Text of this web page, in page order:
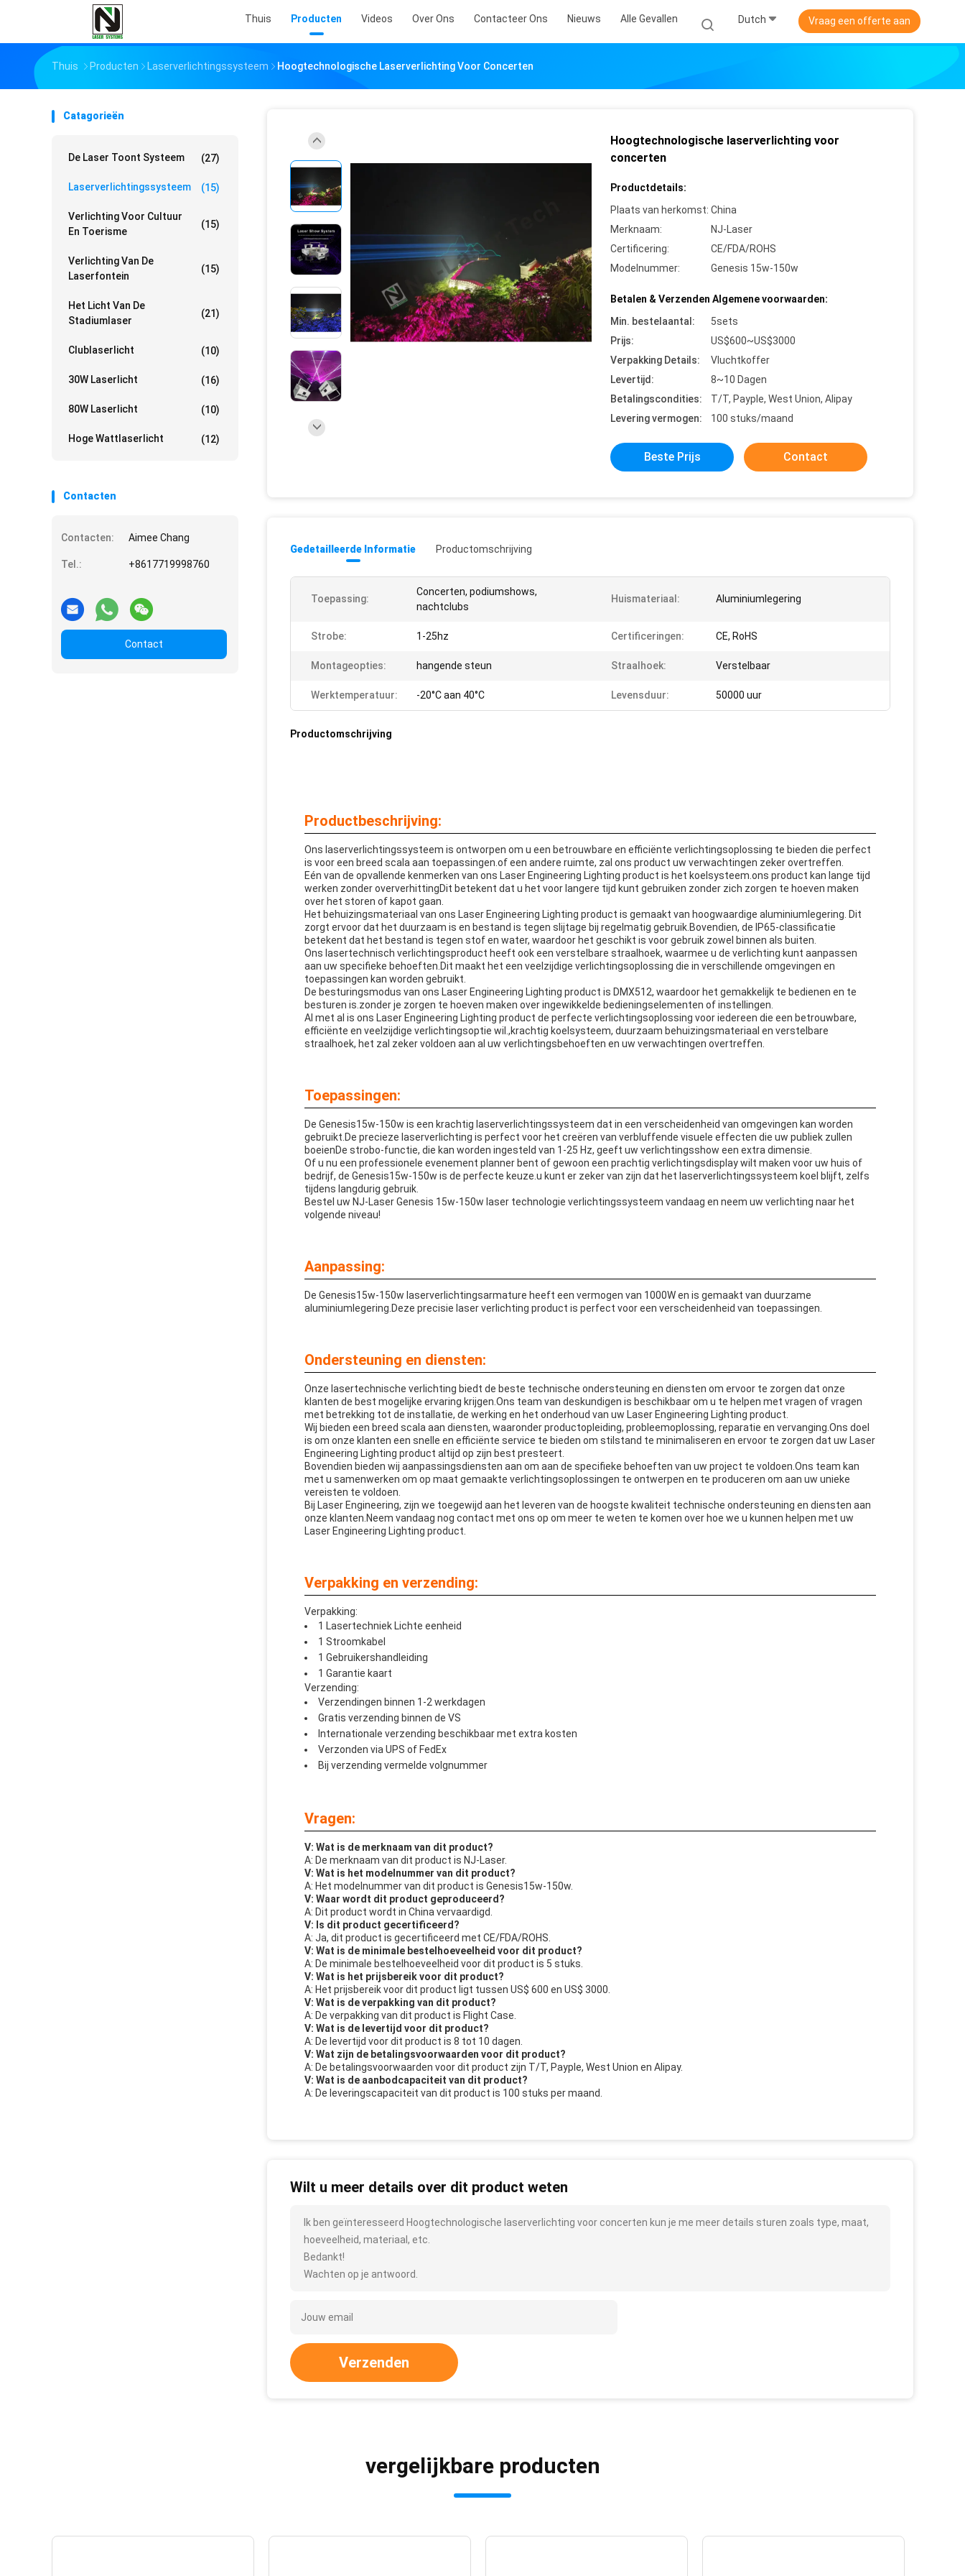
Thuis Producten Videos Over Ons Contacteer Ons Nieuws Alle Gevallen Dutch Vraag een offerte aan
Thuis Producten Laserverlichtingssysteem Hoogtechnologische Laserverlichting Voor Concerten
Catagorieën
De Laser Toont Systeem (27)
Laserverlichtingssysteem (15)
Verlichting Voor Cultuur
En Toerisme
(15)
Verlichting Van De
Laserfontein
(15)
Het Licht Van De
Stadiumlaser
(21)
Clublaserlicht (10)
30W Laserlicht (16)
80W Laserlicht (10)
Hoge Wattlaserlicht (12)
Contacten
Contacten: Aimee Chang
Tel.: +8617719998760
Contact
Hoogtechnologische laserverlichting voor
concerten
Productdetails:
Plaats van herkomst: China
Merknaam:
NJ-Laser
Certificering:
CE/FDA/ROHS
Modelnummer:
Genesis 15w-150w
Betalen & Verzenden Algemene voorwaarden:
Min. bestelaantal:
5sets
Prijs:
US$600~US$3000
Verpakking Details:
Vluchtkoffer
Levertijd:
8~10 Dagen
Betalingscondities:
T/T, Payple, West Union, Alipay
Levering vermogen:
100 stuks/maand
Beste Prijs Contact
Gedetailleerde Informatie Productomschrijving
Toepassing:
Concerten, podiumshows,
nachtclubs
Huismateriaal: Aluminiumlegering
Strobe: 1-25hz Certificeringen: CE, RoHS
Montageopties: hangende steun Straalhoek: Verstelbaar
Werktemperatuur: -20°C aan 40°C Levensduur: 50000 uur
Productomschrijving
Productbeschrijving:
Ons laserverlichtingssysteem is ontworpen om u een betrouwbare en efficiënte verlichtingsoplossing te bieden die perfect
is voor een breed scala aan toepassingen.of een andere ruimte, zal ons product uw verwachtingen zeker overtreffen.
Eén van de opvallende kenmerken van ons Laser Engineering Lighting product is het koelsysteem.ons product kan lange tijd
werken zonder oververhittingDit betekent dat u het voor langere tijd kunt gebruiken zonder zich zorgen te hoeven maken
over het storen of kapot gaan.
Het behuizingsmateriaal van ons Laser Engineering Lighting product is gemaakt van hoogwaardige aluminiumlegering. Dit
zorgt ervoor dat het duurzaam is en bestand is tegen slijtage bij regelmatig gebruik.Bovendien, de IP65-classificatie
betekent dat het bestand is tegen stof en water, waardoor het geschikt is voor gebruik zowel binnen als buiten.
Ons lasertechnisch verlichtingsproduct heeft ook een verstelbare straalhoek, waarmee u de verlichting kunt aanpassen
aan uw specifieke behoeften.Dit maakt het een veelzijdige verlichtingsoplossing die in verschillende omgevingen en
toepassingen kan worden gebruikt.
De besturingsmodus van ons Laser Engineering Lighting product is DMX512, waardoor het gemakkelijk te bedienen en te
besturen is.zonder je zorgen te hoeven maken over ingewikkelde bedieningselementen of instellingen.
Al met al is ons Laser Engineering Lighting product de perfecte verlichtingsoplossing voor iedereen die een betrouwbare,
efficiënte en veelzijdige verlichtingsoptie wil.,krachtig koelsysteem, duurzaam behuizingsmateriaal en verstelbare
straalhoek, het zal zeker voldoen aan al uw verlichtingsbehoeften en uw verwachtingen overtreffen.
Toepassingen:
De Genesis15w-150w is een krachtig laserverlichtingssysteem dat in een verscheidenheid van omgevingen kan worden
gebruikt.De precieze laserverlichting is perfect voor het creëren van verbluffende visuele effecten die uw publiek zullen
boeienDe strobo-functie, die kan worden ingesteld van 1-25 Hz, geeft uw verlichtingsshow een extra dimensie.
Of u nu een professionele evenement planner bent of gewoon een prachtig verlichtingsdisplay wilt maken voor uw huis of
bedrijf, de Genesis15w-150w is de perfecte keuze.u kunt er zeker van zijn dat het laserverlichtingssysteem koel blijft, zelfs
tijdens langdurig gebruik.
Bestel uw NJ-Laser Genesis 15w-150w laser technologie verlichtingssysteem vandaag en neem uw verlichting naar het
volgende niveau!
Aanpassing:
De Genesis15w-150w laserverlichtingsarmature heeft een vermogen van 1000W en is gemaakt van duurzame
aluminiumlegering.Deze precisie laser verlichting product is perfect voor een verscheidenheid van toepassingen.
Ondersteuning en diensten:
Onze lasertechnische verlichting biedt de beste technische ondersteuning en diensten om ervoor te zorgen dat onze
klanten de best mogelijke ervaring krijgen.Ons team van deskundigen is beschikbaar om u te helpen met vragen of vragen
met betrekking tot de installatie, de werking en het onderhoud van uw Laser Engineering Lighting product.
Wij bieden een breed scala aan diensten, waaronder productopleiding, probleemoplossing, reparatie en vervanging.Ons doel
is om onze klanten een snelle en efficiënte service te bieden om stilstand te minimaliseren en ervoor te zorgen dat uw Laser
Engineering Lighting product altijd op zijn best presteert.
Bovendien bieden wij aanpassingsdiensten aan om aan de specifieke behoeften van uw project te voldoen.Ons team kan
met u samenwerken om op maat gemaakte verlichtingsoplossingen te ontwerpen en te produceren om aan uw unieke
vereisten te voldoen.
Bij Laser Engineering, zijn we toegewijd aan het leveren van de hoogste kwaliteit technische ondersteuning en diensten aan
onze klanten.Neem vandaag nog contact met ons op om meer te weten te komen over hoe we u kunnen helpen met uw
Laser Engineering Lighting product.
Verpakking en verzending:
Verpakking:
1 Lasertechniek Lichte eenheid
1 Stroomkabel
1 Gebruikershandleiding
1 Garantie kaart
Verzending:
Verzendingen binnen 1-2 werkdagen
Gratis verzending binnen de VS
Internationale verzending beschikbaar met extra kosten
Verzonden via UPS of FedEx
Bij verzending vermelde volgnummer
Vragen:
V: Wat is de merknaam van dit product?
A: De merknaam van dit product is NJ-Laser.
V: Wat is het modelnummer van dit product?
A: Het modelnummer van dit product is Genesis15w-150w.
V: Waar wordt dit product geproduceerd?
A: Dit product wordt in China vervaardigd.
V: Is dit product gecertificeerd?
A: Ja, dit product is gecertificeerd met CE/FDA/ROHS.
V: Wat is de minimale bestelhoeveelheid voor dit product?
A: De minimale bestelhoeveelheid voor dit product is 5 stuks.
V: Wat is het prijsbereik voor dit product?
A: Het prijsbereik voor dit product ligt tussen US$ 600 en US$ 3000.
V: Wat is de verpakking van dit product?
A: De verpakking van dit product is Flight Case.
V: Wat is de levertijd voor dit product?
A: De levertijd voor dit product is 8 tot 10 dagen.
V: Wat zijn de betalingsvoorwaarden voor dit product?
A: De betalingsvoorwaarden voor dit product zijn T/T, Payple, West Union en Alipay.
V: Wat is de aanbodcapaciteit van dit product?
A: De leveringscapaciteit van dit product is 100 stuks per maand.
Wilt u meer details over dit product weten
Ik ben geïnteresseerd Hoogtechnologische laserverlichting voor concerten kun je me meer details sturen zoals type, maat,
hoeveelheid, materiaal, etc.
Bedankt!
Wachten op je antwoord.
Verzenden
vergelijkbare producten